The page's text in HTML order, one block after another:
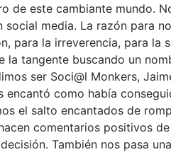
de este cambiante mundo.
social media. La razón para
para la irreverencia, para
la tangente buscando un
ser Soci@l Monkers,
como había
el salto encantados de
comentarios positivos
También nos pasa